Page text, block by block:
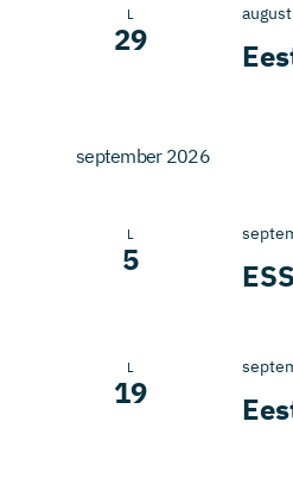
L
29
september 2026
L
5
L
19